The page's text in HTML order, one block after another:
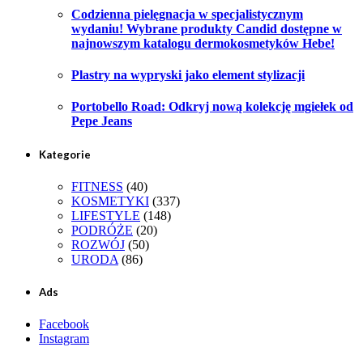
Codzienna pielęgnacja w specjalistycznym
wydaniu! Wybrane produkty Candid dostępne w
najnowszym katalogu dermokosmetyków Hebe!
Plastry na wypryski jako element stylizacji
Portobello Road: Odkryj nową kolekcję mgiełek od
Pepe Jeans
Kategorie
FITNESS (40)
KOSMETYKI (337)
LIFESTYLE (148)
PODRÓŻE (20)
ROZWÓJ (50)
URODA (86)
Ads
Facebook
Instagram